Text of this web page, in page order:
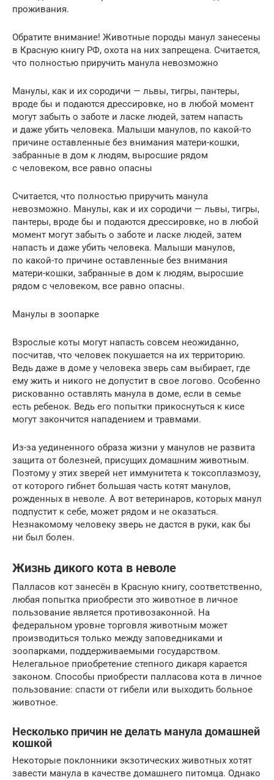
проживания.
Обратите внимание! Животные породы манул занесены
в Красную книгу РФ, охота на них запрещена. Считается,
что полностью приручить манула невозможно
Манулы, как и их сородичи — львы, тигры, пантеры,
вроде бы и подаются дрессировке, но в любой момент
могут забыть о заботе и ласке людей, затем напасть
и даже убить человека. Малыши манулов, по какой-то
причине оставленные без внимания матери-кошки,
забранные в дом к людям, выросшие рядом
с человеком, все равно опасны
Считается, что полностью приручить манула
невозможно. Манулы, как и их сородичи — львы, тигры,
пантеры, вроде бы и подаются дрессировке, но в любой
момент могут забыть о заботе и ласке людей, затем
напасть и даже убить человека. Малыши манулов,
по какой-то причине оставленные без внимания
матери-кошки, забранные в дом к людям, выросшие
рядом с человеком, все равно опасны.
Манулы в зоопарке
Взрослые коты могут напасть совсем неожиданно,
посчитав, что человек покушается на их территорию.
Ведь даже в доме у человека зверь сам выбирает, где
ему жить и никого не допустит в свое логово. Особенно
рискованно оставлять манула в доме, если в семье
есть ребенок. Ведь его попытки прикоснуться к кисе
могут закончится нападением и травмами.
Из-за уединенного образа жизни у манулов не развита
защита от болезней, присущих домашним животным.
Поэтому у этих зверей нет иммунитета к токсоплазмозу,
от которого гибнет большая часть котят манулов,
рожденных в неволе. А вот ветеринаров, которых манул
подпустит к себе, может рядом и не оказаться.
Незнакомому человеку зверь не дастся в руки, как бы
ни был болен.
Жизнь дикого кота в неволе
Палласов кот занесён в Красную книгу, соответственно,
любая попытка приобрести это животное в личное
пользование является противозаконной. На
федеральном уровне торговля животным может
производиться только между заповедниками и
зоопарками, поддерживаемыми государством.
Нелегальное приобретение степного дикаря карается
законом. Способы приобрести палласова кота в личное
пользование: спасти от гибели или выходить больное
животное.
Несколько причин не делать манула домашней
кошкой
Некоторые поклонники экзотических животных хотят
завести манула в качестве домашнего питомца. Однако